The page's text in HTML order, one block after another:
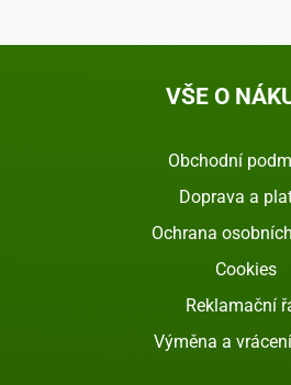
VŠE O
Obchodní
Doprava a
Ochrana
Cookies
Reklamační
Výměna a